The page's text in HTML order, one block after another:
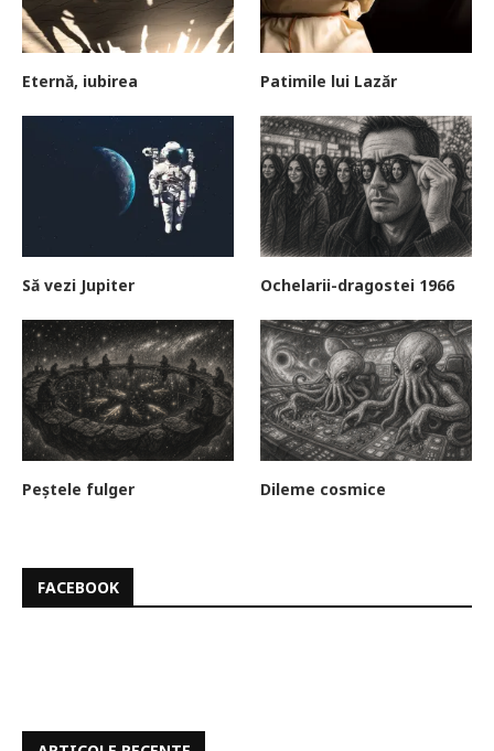
Eternă, iubirea Patimile lui Lazăr
Să vezi Jupiter Ochelarii-dragostei 1966
Peștele fulger Dileme cosmice
FACEBOOK